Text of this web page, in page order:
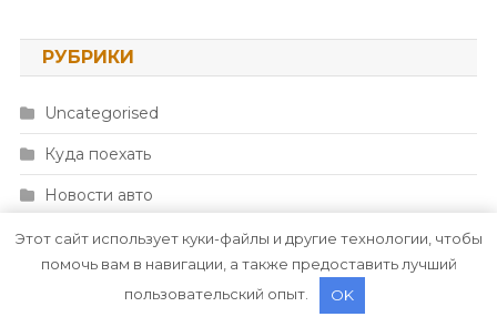
РУБРИКИ
Uncategorised
Куда поехать
Новости авто
Новости плюс
Ремонт — это просто
Этот сайт использует куки-файлы и другие технологии, чтобы
помочь вам в навигации, а также предоставить лучший
пользовательский опыт.
OK